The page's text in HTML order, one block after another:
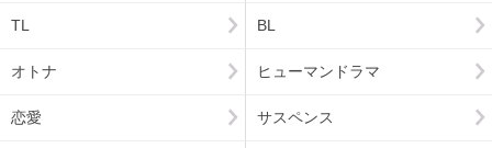
TL BL
オトナ ヒューマンドラマ
恋愛 サスペンス